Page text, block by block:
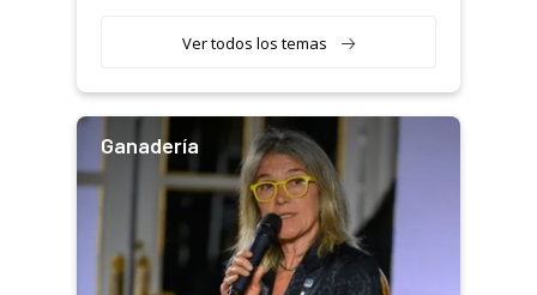
variedades que marcan un
salto tecnológico en genética y
Ver todos los temas
Ganadería